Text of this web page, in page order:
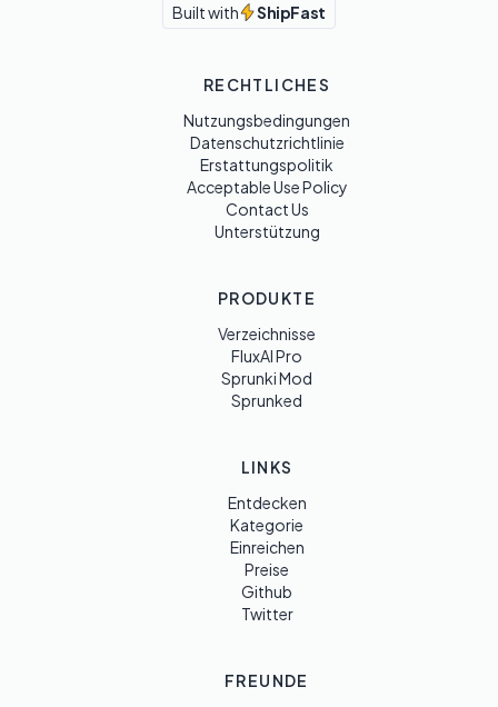
Built with ShipFast
RECHTLICHES
Nutzungsbedingungen
Datenschutzrichtlinie
Erstattungspolitik
Acceptable Use Policy
Contact Us
Unterstützung
PRODUKTE
Verzeichnisse
FluxAI Pro
Sprunki Mod
Sprunked
LINKS
Entdecken
Kategorie
Einreichen
Preise
Github
Twitter
FREUNDE